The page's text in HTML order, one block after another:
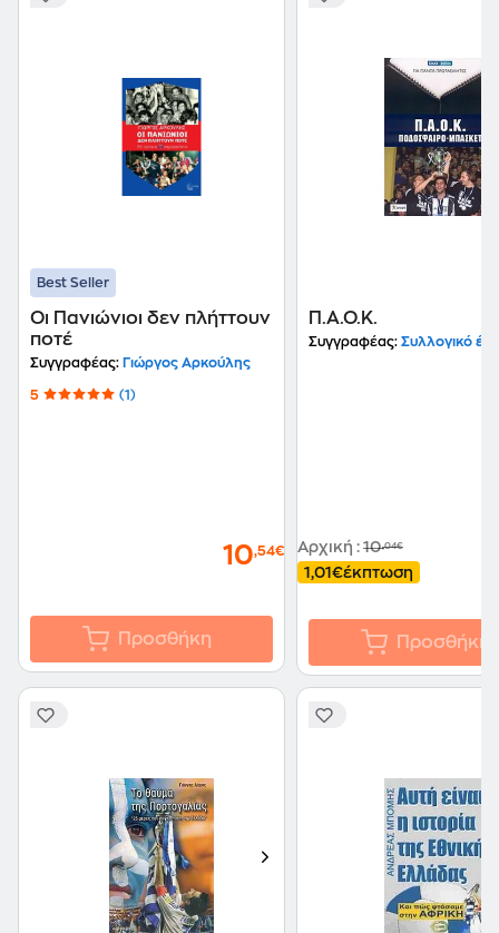
Best Seller
Οι Πανιώνιοι δεν πλήττουν
ποτέ
Συγγραφέας: Γιώργος Αρκούλης
5 (1)
10,54€
Προσθήκη
Π.Α.Ο.Κ.
Συγγραφέας: Συλλογικό
Αρχική : 10,04€
1,01€έκπτωση
Προσθήκη